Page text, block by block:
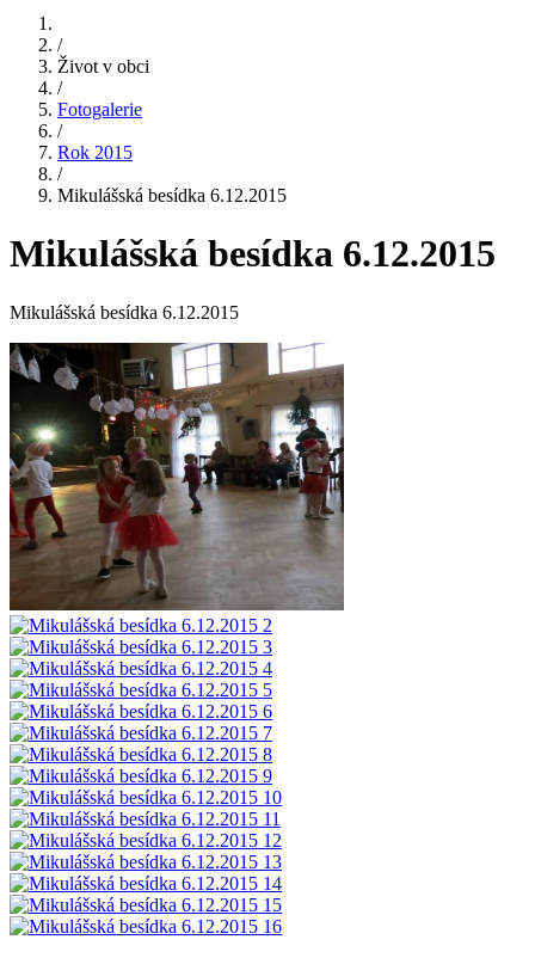
/
Život v obci
/
Fotogalerie
/
Rok 2015
/
Mikulášská besídka 6.12.2015
Mikulášská besídka 6.12.2015
Mikulášská besídka 6.12.2015